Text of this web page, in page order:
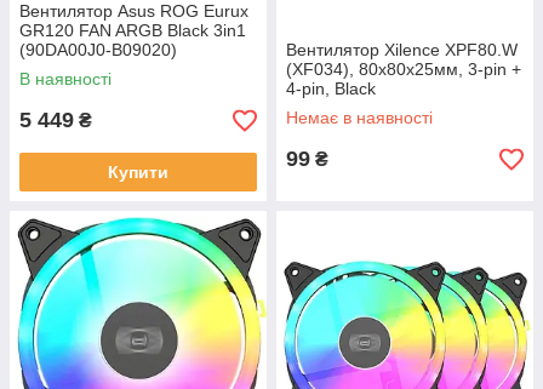
Вентилятор Asus ROG Eurux
GR120 FAN ARGB Black 3in1
(90DA00J0-B09020)
В наявності
5 449 ₴
Купити
Вентилятор Xilence XPF80.W
(XF034), 80х80х25мм, 3-pin +
4-pin, Black
Немає в наявності
99 ₴